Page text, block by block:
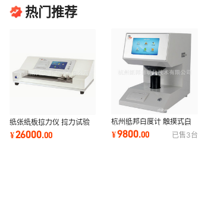
热门推荐
纸张纸板拉力仪 拉力试验
机 卧式抗张强度试验机 抗
张强度仪
¥26000.00
杭州纸邦白度计 触摸式白
度测量仪 电子白度仪纸张
亮（白）度检测
¥9800.00 已售3台